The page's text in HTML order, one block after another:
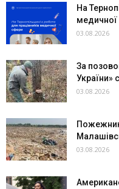
На
03.08.2026
За
України»
03.08.2026
03.08.2026